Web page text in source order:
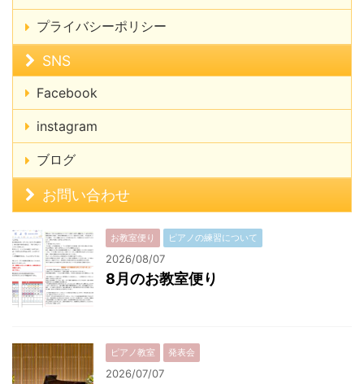
プライバシーポリシー
SNS
Facebook
instagram
ブログ
お問い合わせ
お教室便り ピアノの練習について
2026/08/07
8月のお教室便り
ピアノ教室 発表会
2026/07/07